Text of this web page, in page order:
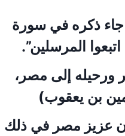
جاء ذكره في سورة
المرسلين”.
ورحيله إلى مصر،
بن يعقوب)
عزيز مصر في ذلك